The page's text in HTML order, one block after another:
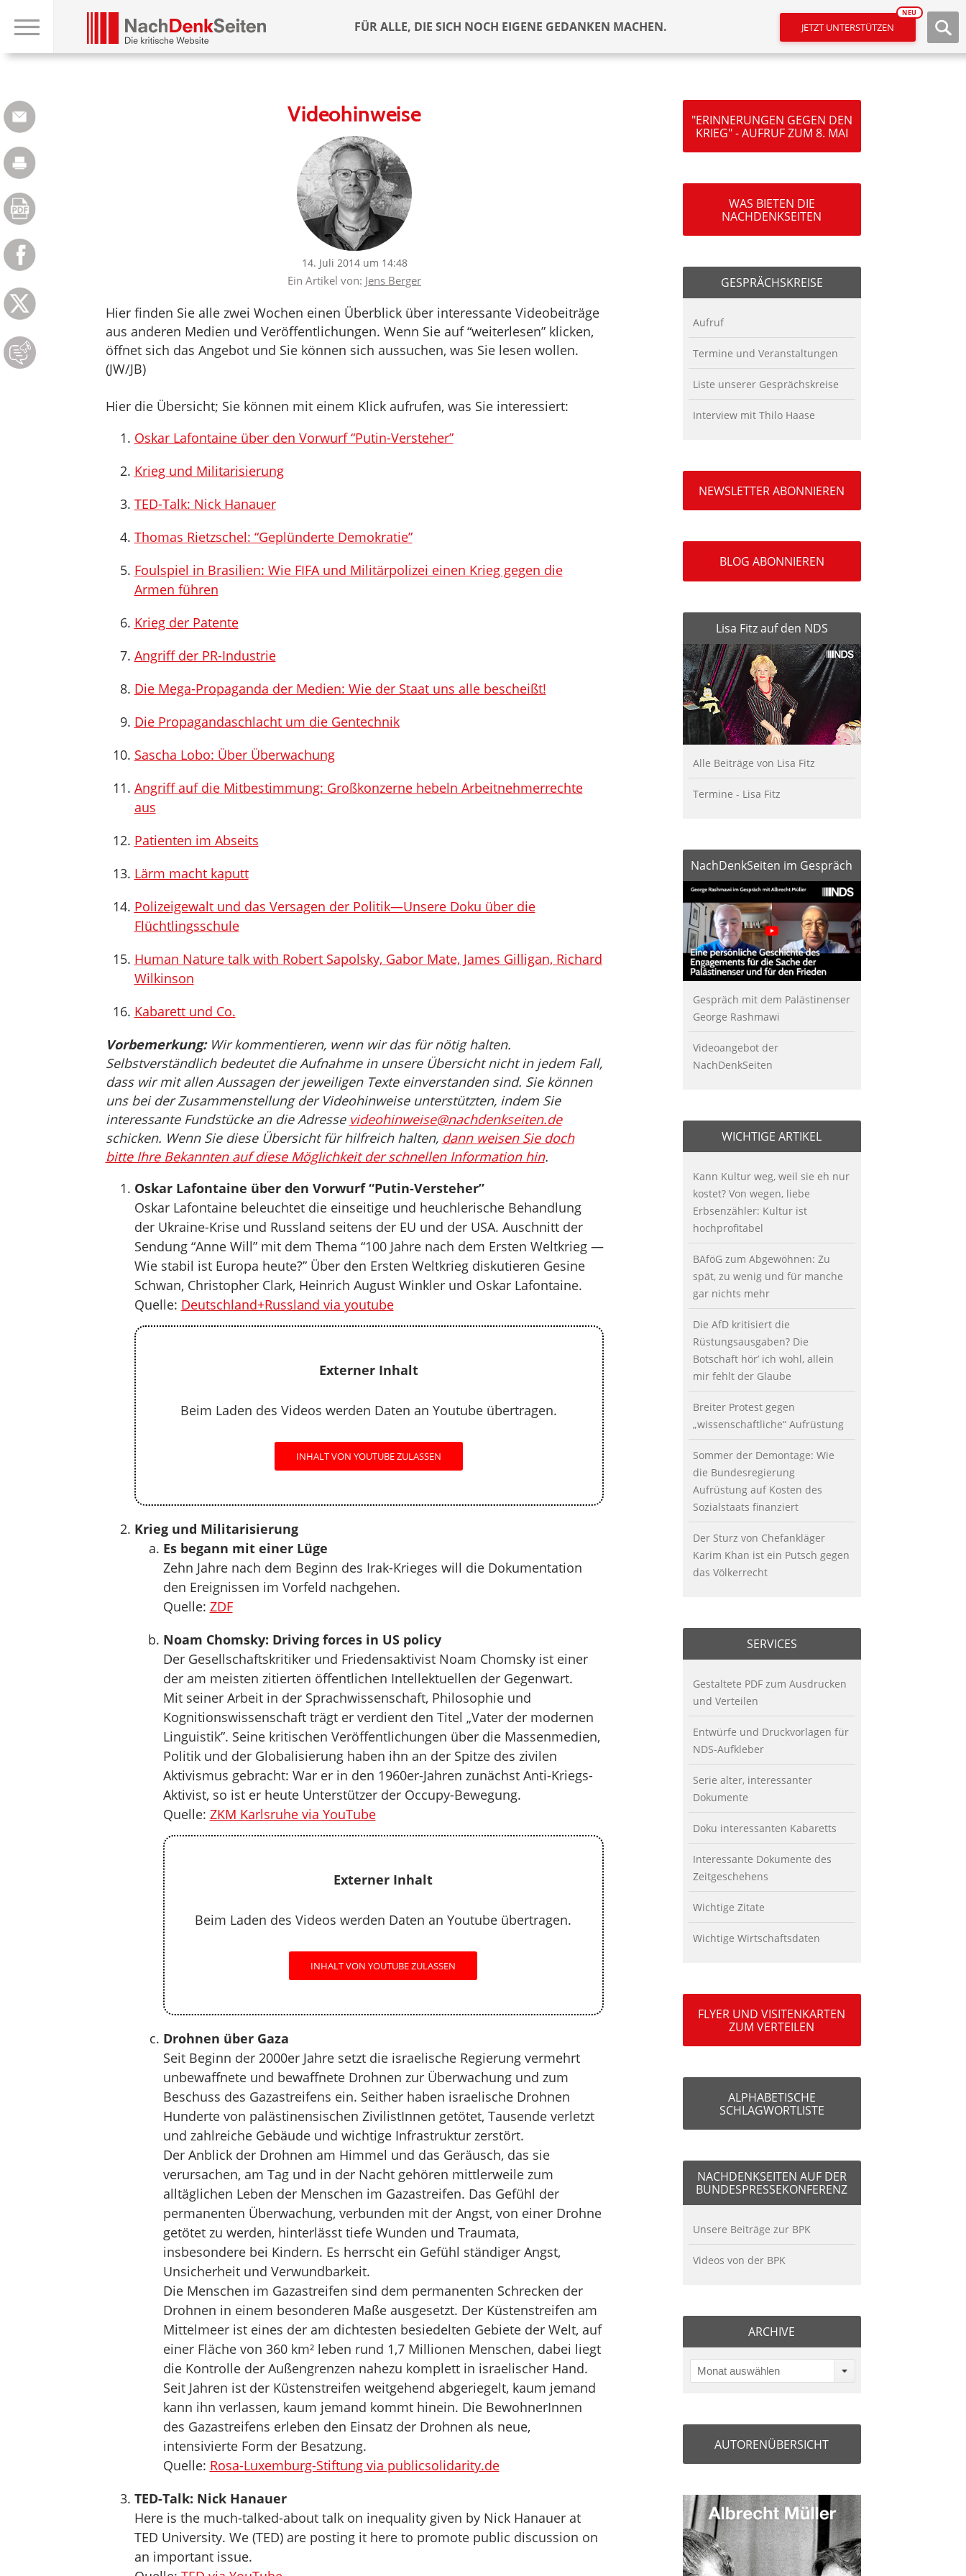
FÜR ALLE, DIE SICH NOCH EIGENE GEDANKEN MACHEN. JETZT UNTERSTÜTZEN
NEU
Videohinweise
14. Juli 2014 um 14:48
Ein Artikel von: Jens Berger
Hier finden Sie alle zwei Wochen einen Überblick über interessante Videobeiträge
aus anderen Medien und Veröffentlichungen. Wenn Sie auf “weiterlesen” klicken,
öffnet sich das Angebot und Sie können sich aussuchen, was Sie lesen wollen.
(JW/JB)
Hier die Übersicht; Sie können mit einem Klick aufrufen, was Sie interessiert:
Oskar Lafontaine über den Vorwurf “Putin-Versteher”
Krieg und Militarisierung
TED-Talk: Nick Hanauer
Thomas Rietzschel: “Geplünderte Demokratie”
Foulspiel in Brasilien: Wie FIFA und Militärpolizei einen Krieg gegen die
Armen führen
Krieg der Patente
Angriff der PR-Industrie
Die Mega-Propaganda der Medien: Wie der Staat uns alle bescheißt!
Die Propagandaschlacht um die Gentechnik
Sascha Lobo: Über Überwachung
Angriff auf die Mitbestimmung: Großkonzerne hebeln Arbeitnehmerrechte
aus
Patienten im Abseits
Lärm macht kaputt
Polizeigewalt und das Versagen der Politik—Unsere Doku über die
Flüchtlingsschule
Human Nature talk with Robert Sapolsky, Gabor Mate, James Gilligan, Richard
Wilkinson
Kabarett und Co.
Vorbemerkung:Wir kommentieren, wenn wir das für nötig halten.
Selbstverständlich bedeutet die Aufnahme in unsere Übersicht nicht in jedem Fall,
dass wir mit allen Aussagen der jeweiligen Texte einverstanden sind. Sie können
uns bei der Zusammenstellung der Videohinweise unterstützten, indem Sie
interessante Fundstücke an die Adresse videohinweise@nachdenkseiten.de
schicken. Wenn Sie diese Übersicht für hilfreich halten, dann weisen Sie doch
bitte Ihre Bekannten auf diese Möglichkeit der schnellen Information hin.
Oskar Lafontaine über den Vorwurf “Putin-Versteher”
Oskar Lafontaine beleuchtet die einseitige und heuchlerische Behandlung
der Ukraine-Krise und Russland seitens der EU und der USA. Auschnitt der
Sendung “Anne Will” mit dem Thema “100 Jahre nach dem Ersten Weltkrieg —
Wie stabil ist Europa heute?” Über den Ersten Weltkrieg diskutieren Gesine
Schwan, Christopher Clark, Heinrich August Winkler und Oskar Lafontaine.
Quelle: Deutschland+Russland via youtube
Externer Inhalt
Beim Laden des Videos werden Daten an Youtube übertragen.
INHALT VON YOUTUBE ZULASSEN
Krieg und Militarisierung
Es begann mit einer Lüge
Zehn Jahre nach dem Beginn des Irak-Krieges will die Dokumentation
den Ereignissen im Vorfeld nachgehen.
Quelle: ZDF
Noam Chomsky: Driving forces in US policy
Der Gesellschaftskritiker und Friedensaktivist Noam Chomsky ist einer
der am meisten zitierten öffentlichen Intellektuellen der Gegenwart.
Mit seiner Arbeit in der Sprachwissenschaft, Philosophie und
Kognitionswissenschaft trägt er verdient den Titel „Vater der modernen
Linguistik”. Seine kritischen Veröffentlichungen über die Massenmedien,
Politik und der Globalisierung haben ihn an der Spitze des zivilen
Aktivismus gebracht: War er in den 1960er-Jahren zunächst Anti-Kriegs-
Aktivist, so ist er heute Unterstützer der Occupy-Bewegung.
Quelle: ZKM Karlsruhe via YouTube
Externer Inhalt
Beim Laden des Videos werden Daten an Youtube übertragen.
INHALT VON YOUTUBE ZULASSEN
Drohnen über Gaza
Seit Beginn der 2000er Jahre setzt die israelische Regierung vermehrt
unbewaffnete und bewaffnete Drohnen zur Überwachung und zum
Beschuss des Gazastreifens ein. Seither haben israelische Drohnen
Hunderte von palästinensischen ZivilistInnen getötet, Tausende verletzt
und zahlreiche Gebäude und wichtige Infrastruktur zerstört.
Der Anblick der Drohnen am Himmel und das Geräusch, das sie
verursachen, am Tag und in der Nacht gehören mittlerweile zum
alltäglichen Leben der Menschen im Gazastreifen. Das Gefühl der
permanenten Überwachung, verbunden mit der Angst, von einer Drohne
getötet zu werden, hinterlässt tiefe Wunden und Traumata,
insbesondere bei Kindern. Es herrscht ein Gefühl ständiger Angst,
Unsicherheit und Verwundbarkeit.
Die Menschen im Gazastreifen sind dem permanenten Schrecken der
Drohnen in einem besonderen Maße ausgesetzt. Der Küstenstreifen am
Mittelmeer ist eines der am dichtesten besiedelten Gebiete der Welt, auf
einer Fläche von 360 km² leben rund 1,7 Millionen Menschen, dabei liegt
die Kontrolle der Außengrenzen nahezu komplett in israelischer Hand.
Seit Jahren ist der Küstenstreifen weitgehend abgeriegelt, kaum jemand
kann ihn verlassen, kaum jemand kommt hinein. Die BewohnerInnen
des Gazastreifens erleben den Einsatz der Drohnen als neue,
intensivierte Form der Besatzung.
Quelle: Rosa-Luxemburg-Stiftung via publicsolidarity.de
TED-Talk: Nick Hanauer
Here is the much-talked-about talk on inequality given by Nick Hanauer at
TED University. We (TED) are posting it here to promote public discussion on
an important issue.
"ERINNERUNGEN GEGEN DEN
KRIEG" - AUFRUF ZUM 8. MAI
WAS BIETEN DIE
NACHDENKSEITEN
GESPRÄCHSKREISE
Aufruf
Termine und Veranstaltungen
Liste unserer Gesprächskreise
Interview mit Thilo Haase
NEWSLETTER ABONNIEREN
BLOG ABONNIEREN
Lisa Fitz auf den NDS
Alle Beiträge von Lisa Fitz
Termine - Lisa Fitz
NachDenkSeiten im Gespräch
Gespräch mit dem Palästinenser
George Rashmawi
Videoangebot der
NachDenkSeiten
WICHTIGE ARTIKEL
Kann Kultur weg, weil sie eh nur
kostet? Von wegen, liebe
Erbsenzähler: Kultur ist
hochprofitabel
BAföG zum Abgewöhnen: Zu
spät, zu wenig und für manche
gar nichts mehr
Die AfD kritisiert die
Rüstungsausgaben? Die
Botschaft hör’ ich wohl, allein
mir fehlt der Glaube
Breiter Protest gegen
„wissenschaftliche“ Aufrüstung
Sommer der Demontage: Wie
die Bundesregierung
Aufrüstung auf Kosten des
Sozialstaats finanziert
Der Sturz von Chefankläger
Karim Khan ist ein Putsch gegen
das Völkerrecht
SERVICES
Gestaltete PDF zum Ausdrucken
und Verteilen
Entwürfe und Druckvorlagen für
NDS-Aufkleber
Serie alter, interessanter
Dokumente
Doku interessanten Kabaretts
Interessante Dokumente des
Zeitgeschehens
Wichtige Zitate
Wichtige Wirtschaftsdaten
FLYER UND VISITENKARTEN
ZUM VERTEILEN
ALPHABETISCHE
SCHLAGWORTLISTE
NACHDENKSEITEN AUF DER
BUNDESPRESSEKONFERENZ
Unsere Beiträge zur BPK
Videos von der BPK
ARCHIVE
Monat auswählen
AUTORENÜBERSICHT